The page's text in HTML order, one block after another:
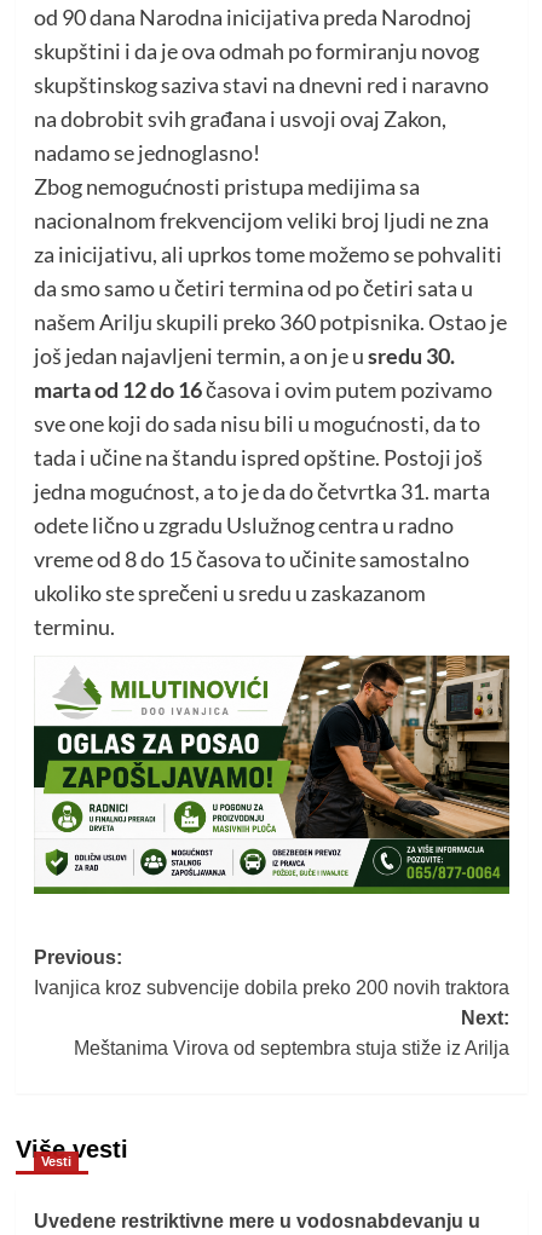
od 90 dana Narodna inicijativa preda Narodnoj
skupštini i da je ova odmah po formiranju novog
skupštinskog saziva stavi na dnevni red i naravno
na dobrobit svih građana i usvoji ovaj Zakon,
nadamo se jednoglasno!
Zbog nemogućnosti pristupa medijima sa
nacionalnom frekvencijom veliki broj ljudi ne zna
za inicijativu, ali uprkos tome možemo se pohvaliti
da smo samo u četiri termina od po četiri sata u
našem Arilju skupili preko 360 potpisnika. Ostao je
još jedan najavljeni termin, a on je usredu 30.
marta od 12 do 16časova i ovim putem pozivamo
sve one koji do sada nisu bili u mogućnosti, da to
tada i učine na štandu ispred opštine. Postoji još
jedna mogućnost, a to je da do četvrtka 31. marta
odete lično u zgradu Uslužnog centra u radno
vreme od 8 do 15 časova to učinite samostalno
ukoliko ste sprečeni u sredu u zaskazanom
terminu.
Post
navigation
Previous:
Ivanjica kroz subvencije dobila preko 200 novih traktora
Next:
Meštanima Virova od septembra stuja stiže iz Arilja
Više vesti
Vesti
Uvedene restriktivne mere u vodosnabdevanju u